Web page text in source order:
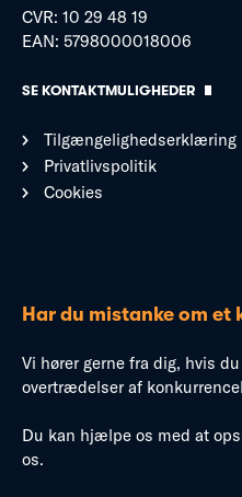
CVR: 10 29 48 19
EAN: 5798000018006
SE KONTAKTMULIGHEDER
Tilgængelighedserklæring
Privatlivspolitik
Cookies
Har du mistanke om et
Vi hører gerne fra dig, hvis
overtrædelser af
Du kan hjælpe os med at
os.